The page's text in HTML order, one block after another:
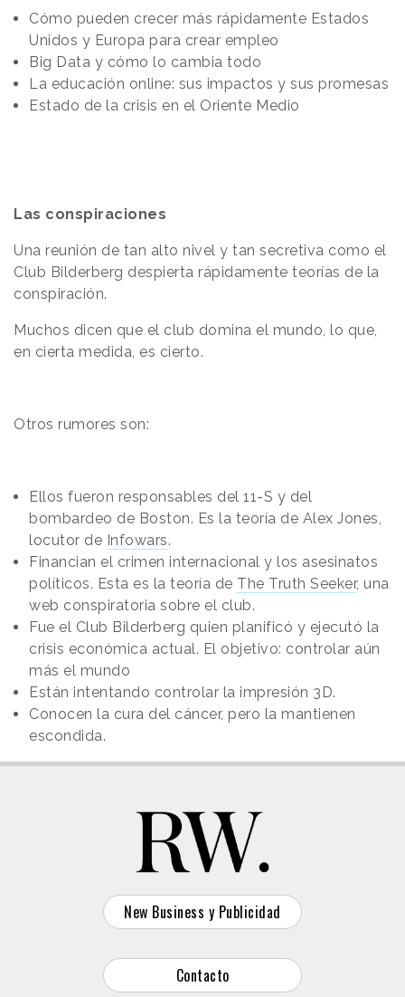
Cómo pueden crecer más rápidamente Estados
Unidos y Europa para crear empleo
Big Data y cómo lo cambia todo
La educación online: sus impactos y sus promesas
Estado de la crisis en el Oriente Medio
Las conspiraciones
Una reunión de tan alto nivel y tan secretiva como el
Club Bilderberg despierta rápidamente teorías de la
conspiración.
Muchos dicen que el club domina el mundo, lo que,
en cierta medida, es cierto.
Otros rumores son:
Ellos fueron responsables del 11-S y del
bombardeo de Boston. Es la teoría de Alex Jones,
locutor de Infowars.
Financian el crimen internacional y los asesinatos
políticos. Esta es la teoría de The Truth Seeker, una
web conspiratoria sobre el club.
Fue el Club Bilderberg quien planificó y ejecutó la
crisis económica actual. El objetivo: controlar aún
más el mundo
Están intentando controlar la impresión 3D.
Conocen la cura del cáncer, pero la mantienen
escondida.
New Business y Publicidad
Contacto